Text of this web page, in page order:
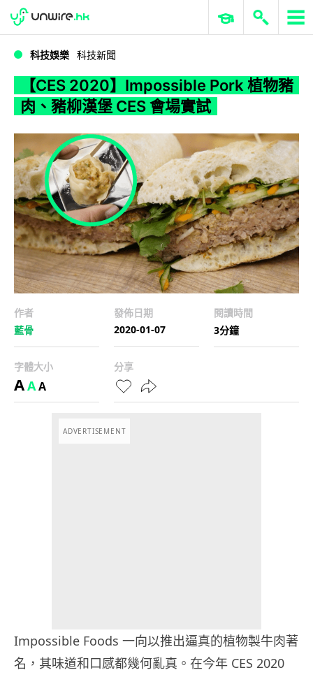
WWDC 2026 ERP 與商業 AI
科技娛樂 科技新聞
【CES 2020】Impossible Pork 植物豬
肉、豬柳漢堡 CES 會場實試
作者
藍骨
發佈日期
2020-01-07
閱讀時間
3分鐘
字體大小
AAA
分享
ADVERTISEMENT
Impossible Foods 一向以推出逼真的植物製牛肉著
名，其味道和口感都幾何亂真。在今年 CES 2020